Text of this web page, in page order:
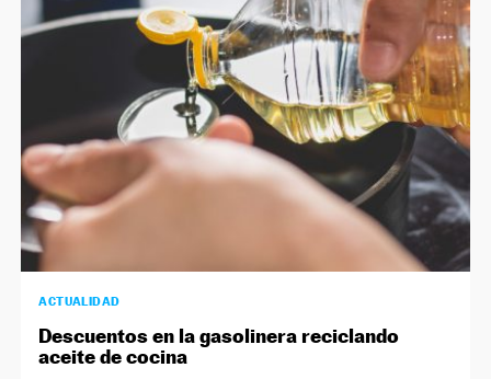
ACTUALIDAD
Descuentos en la gasolinera reciclando
aceite de cocina